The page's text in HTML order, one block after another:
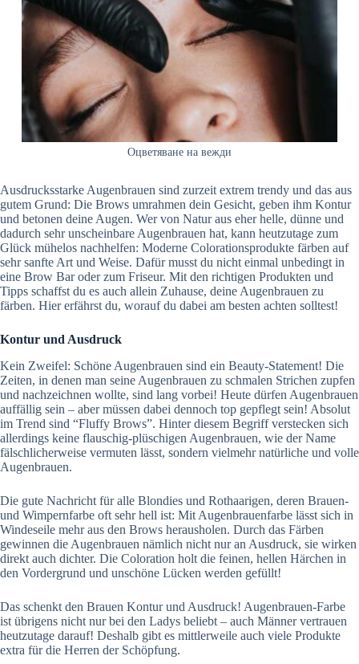
Оцветяване на вежди
Ausdrucksstarke Augenbrauen sind zurzeit extrem trendy und das aus
gutem Grund: Die Brows umrahmen dein Gesicht, geben ihm Kontur
und betonen deine Augen. Wer von Natur aus eher helle, dünne und
dadurch sehr unscheinbare Augenbrauen hat, kann heutzutage zum
Glück mühelos nachhelfen: Moderne Colorationsprodukte färben auf
sehr sanfte Art und Weise. Dafür musst du nicht einmal unbedingt in
eine Brow Bar oder zum Friseur. Mit den richtigen Produkten und
Tipps schaffst du es auch allein Zuhause, deine Augenbrauen zu
färben. Hier erfährst du, worauf du dabei am besten achten solltest!
Kontur und Ausdruck
Kein Zweifel: Schöne Augenbrauen sind ein Beauty-Statement! Die
Zeiten, in denen man seine Augenbrauen zu schmalen Strichen zupfen
und nachzeichnen wollte, sind lang vorbei! Heute dürfen Augenbrauen
auffällig sein – aber müssen dabei dennoch top gepflegt sein! Absolut
im Trend sind “Fluffy Brows”. Hinter diesem Begriff verstecken sich
allerdings keine flauschig-plüschigen Augenbrauen, wie der Name
fälschlicherweise vermuten lässt, sondern vielmehr natürliche und volle
Augenbrauen.
Die gute Nachricht für alle Blondies und Rothaarigen, deren Brauen-
und Wimpernfarbe oft sehr hell ist: Mit Augenbrauenfarbe lässt sich in
Windeseile mehr aus den Brows herausholen. Durch das Färben
gewinnen die Augenbrauen nämlich nicht nur an Ausdruck, sie wirken
direkt auch dichter. Die Coloration holt die feinen, hellen Härchen in
den Vordergrund und unschöne Lücken werden gefüllt!
Das schenkt den Brauen Kontur und Ausdruck! Augenbrauen-Farbe
ist übrigens nicht nur bei den Ladys beliebt – auch Männer vertrauen
heutzutage darauf! Deshalb gibt es mittlerweile auch viele Produkte
extra für die Herren der Schöpfung.